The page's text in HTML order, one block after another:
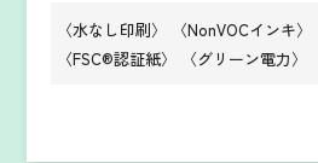
〈水なし印刷〉 〈NonVOCインキ〉
〈FSC®認証紙〉
〈グリーン電力〉